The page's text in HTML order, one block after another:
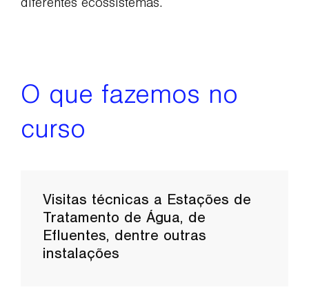
diferentes ecossistemas.
O que fazemos no
curso
Visitas técnicas a Estações de
Tratamento de Água, de
Efluentes, dentre outras
instalações